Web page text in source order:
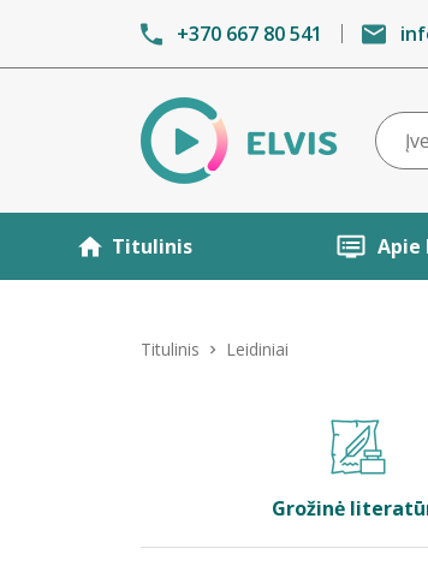
+370 667 80 541
Titulinis Apie
Titulinis Leidiniai
Grožinė